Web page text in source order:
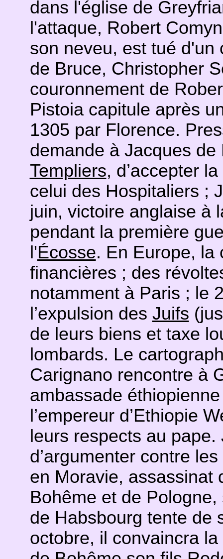
dans l'église de
l'attaque, Robert
son neveu, est tué d'un
de Bruce, Christopher
couronnement de
Pistoia capitule après
1305 par Florence.
demande à Jacques
Templiers, d’accepter
celui des Hospitaliers ;
juin, victoire anglaise à
pendant la première
l'Écosse. En Europe, la
financières ; des
notamment à Paris ; le
l’expulsion des Juifs
de leurs biens et taxe
lombards. Le
Carignano rencontre à
ambassade
l’empereur d’Ethiopie
leurs respects au
d’argumenter contre
en Moravie, assassinat
Bohême et de
de Habsbourg tente de
octobre, il convaincra